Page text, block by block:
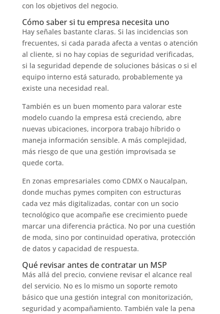
con los objetivos del negocio.
Cómo saber si tu empresa necesita uno
Hay señales bastante claras. Si las incidencias son
frecuentes, si cada parada afecta a ventas o atención
al cliente, si no hay copias de seguridad verificadas,
si la seguridad depende de soluciones básicas o si el
equipo interno está saturado, probablemente ya
existe una necesidad real.
También es un buen momento para valorar este
modelo cuando la empresa está creciendo, abre
nuevas ubicaciones, incorpora trabajo híbrido o
maneja información sensible. A más complejidad,
más riesgo de que una gestión improvisada se
quede corta.
En zonas empresariales como CDMX o Naucalpan,
donde muchas pymes compiten con estructuras
cada vez más digitalizadas, contar con un socio
tecnológico que acompañe ese crecimiento puede
marcar una diferencia práctica. No por una cuestión
de moda, sino por continuidad operativa, protección
de datos y capacidad de respuesta.
Qué revisar antes de contratar un MSP
Más allá del precio, conviene revisar el alcance real
del servicio. No es lo mismo un soporte remoto
básico que una gestión integral con monitorización,
seguridad y acompañamiento. También vale la pena